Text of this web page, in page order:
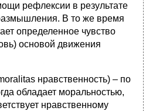
рефлексии в результате
В то же время
определенное чувство
основой движения
нравственность) – по
обладает моральностью,
нравственному